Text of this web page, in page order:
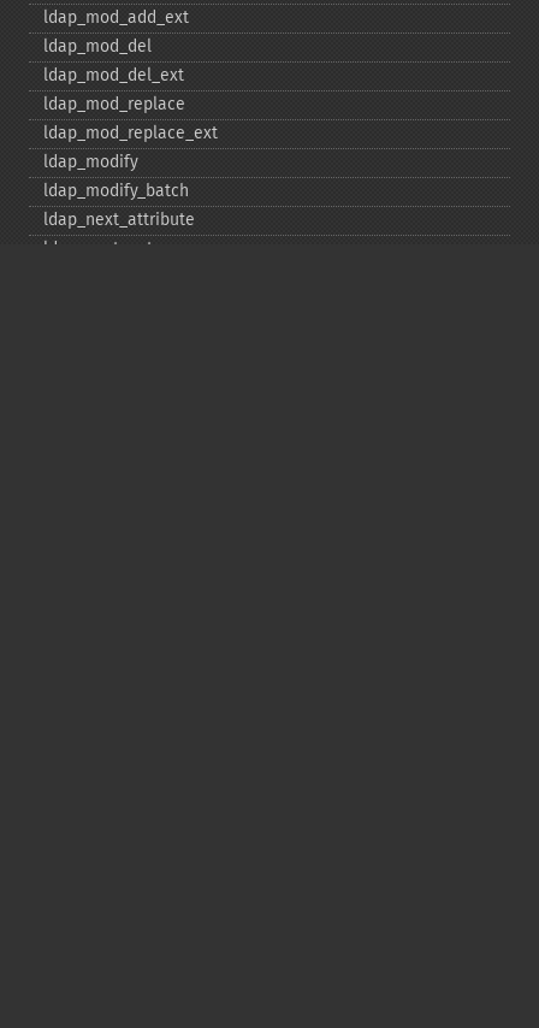
ldap_​mod_​add_​ext
ldap_​mod_​del
ldap_​mod_​del_​ext
ldap_​mod_​replace
ldap_​mod_​replace_​ext
ldap_​modify
ldap_​modify_​batch
ldap_​next_​attribute
ldap_​next_​entry